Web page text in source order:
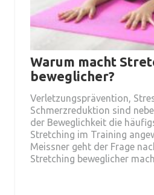
Warum macht
beweglicher?
Verletzungsprävention,
Schmerzreduktion sind
der Beweglichkeit die
Stretching im Training
Meissner geht der Frage
Stretching beweglicher